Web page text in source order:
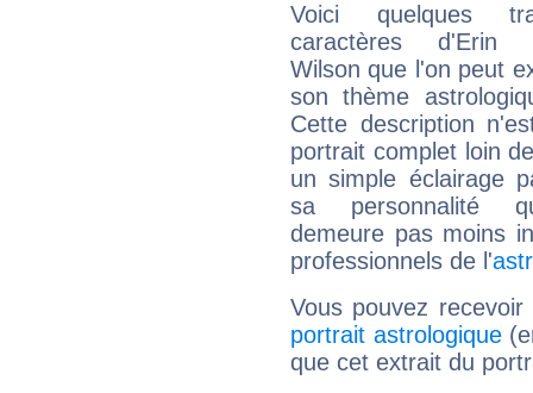
Voici quelques
caractères d'Erin
Wilson que l'on peut
son thème
Cette description
portrait complet loin
un simple éclairage
sa personnalité
demeure pas moins
professionnels de l'
Vous pouvez
portrait astrologique
que cet extrait du